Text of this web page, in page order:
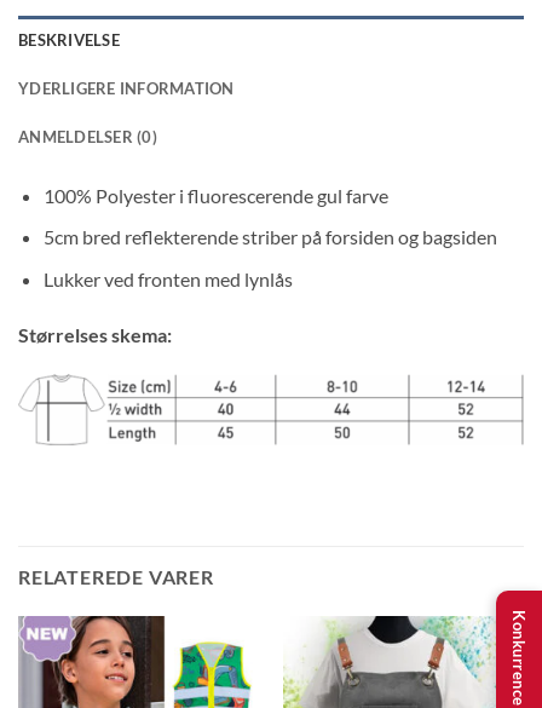
BESKRIVELSE
YDERLIGERE INFORMATION
ANMELDELSER (0)
100% Polyester i fluorescerende gul farve
5cm bred reflekterende striber på forsiden og bagsiden
Lukker ved fronten med lynlås
Størrelses skema:
RELATEREDE VARER
Konkurrence